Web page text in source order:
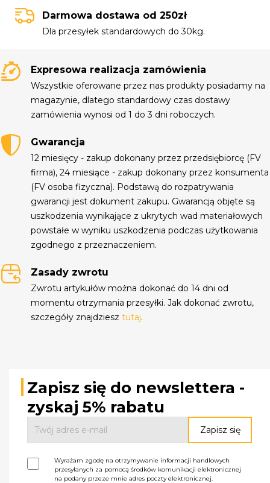
Darmowa dostawa od 250zł
Dla przesyłek standardowych do 30kg.
Expresowa realizacja zamówienia
Wszystkie oferowane przez nas produkty posiadamy na
magazynie, dlatego standardowy czas dostawy
zamówienia wynosi od 1 do 3 dni roboczych.
Gwarancja
12 miesięcy - zakup dokonany przez przedsiębiorcę (FV
firma), 24 miesiące - zakup dokonany przez konsumenta
(FV osoba fizyczna). Podstawą do rozpatrywania
gwarancji jest dokument zakupu. Gwarancją objęte są
uszkodzenia wynikające z ukrytych wad materiałowych
powstałe w wyniku uszkodzenia podczas użytkowania
zgodnego z przeznaczeniem.
Zasady zwrotu
Zwrotu artykułów można dokonać do 14 dni od
momentu otrzymania przesyłki. Jak dokonać zwrotu,
szczegóły znajdziesztutaj.
Zapisz się do newslettera -
zyskaj 5% rabatu
Wyrażam zgodę na otrzymywanie informacji handlowych
przesyłanych za pomocą środków komunikacji elektronicznej
na podany przeze mnie adres poczty elektronicznej.